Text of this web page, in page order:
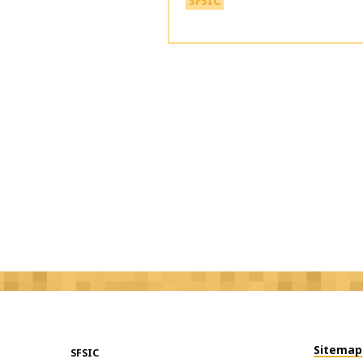
SFSIC
Sitemap